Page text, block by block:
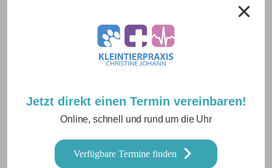
Jetzt direkt einen Termin vereinbaren!
Online, schnell und rund um die Uhr
Verfügbare Termine finden